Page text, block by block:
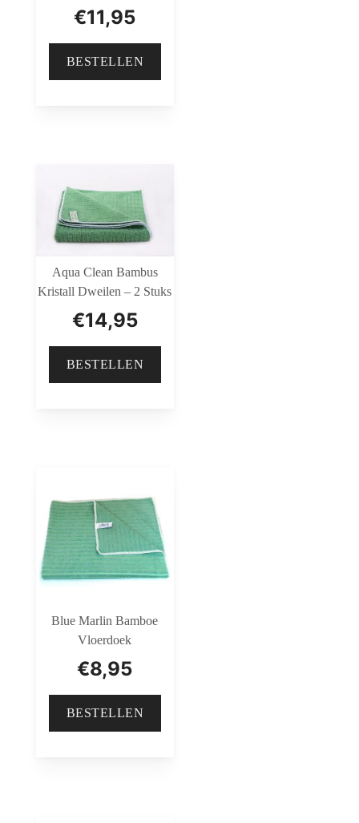
€11,95
BESTELLEN
Aqua Clean Bambus
Kristall Dweilen – 2 Stuks
€14,95
BESTELLEN
Blue Marlin Bamboe
Vloerdoek
€8,95
BESTELLEN